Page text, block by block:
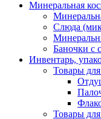
Минеральная
Слюда
Баночки с
Инвентарь,
Товары
Товары для